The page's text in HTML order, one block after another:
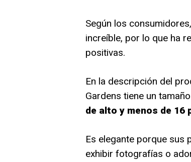
Según los
increíble, por lo que ha
positivas.
En la descripción del
Gardens tiene un
de alto y menos de 16
Es elegante porque sus
exhibir fotografías o